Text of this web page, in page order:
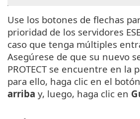
Use los botones de flechas
prioridad de los servidores
caso que tenga múltiples
Asegúrese de que su nuevo
PROTECT se encuentre en la
para ello, haga clic en el botón
arriba y, luego, haga clic en